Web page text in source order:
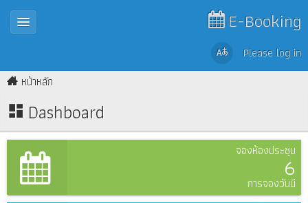
E-Booking
Please log in
หน้าหลัก
Dashboard
จองห้องประชุม
6
การจองวันนี้